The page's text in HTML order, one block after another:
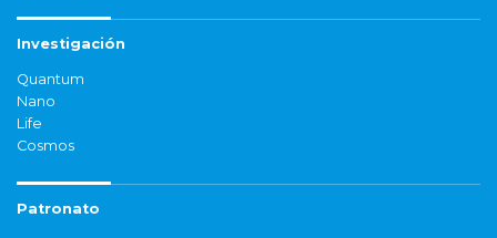
Investigación
Quantum
Nano
Life
Cosmos
Patronato